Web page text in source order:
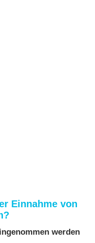
Einnahme von
werden